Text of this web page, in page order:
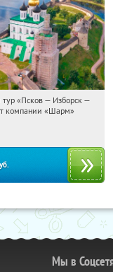
Купили:12
«Псков — Изборск —
компании «Шарм»
Мы в